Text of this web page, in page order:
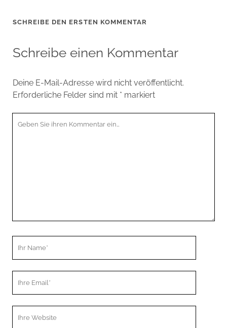
SCHREIBE DEN ERSTEN KOMMENTAR
Schreibe einen Kommentar
Deine E-Mail-Adresse wird nicht veröffentlicht.
Erforderliche Felder sind mit * markiert